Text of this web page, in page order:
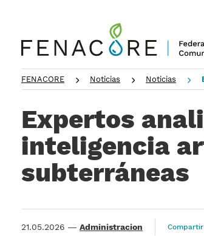
FENACORE Noticias Noticias
Expertos
inteligencia
subterráneas
21.05.2026 — Administracion Compartir